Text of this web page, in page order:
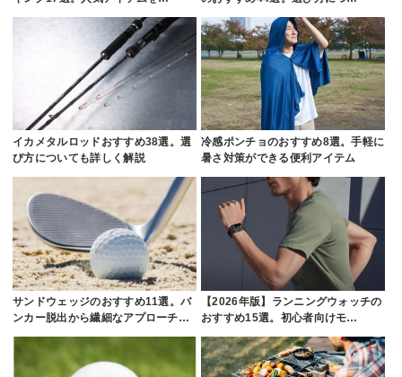
イカメタルロッドおすすめ38選。選
び方についても詳しく解説
冷感ポンチョのおすすめ8選。手軽に
暑さ対策ができる便利アイテム
サンドウェッジのおすすめ11選。バ
ンカー脱出から繊細なアプローチ…
【2026年版】ランニングウォッチの
おすすめ15選。初心者向けモ…